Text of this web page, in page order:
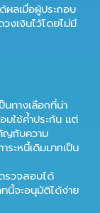
ผลเมื่อผู้ประกอบ
วงเงินไว้โดยไม่มี
นทางเลือกที่น่า
มใช้ค้ำประกัน แต่
ญกับความ
ะหนี้เดิมมากเป็น
รวจสอบได้
นี้จะอนุมัติได้ง่าย